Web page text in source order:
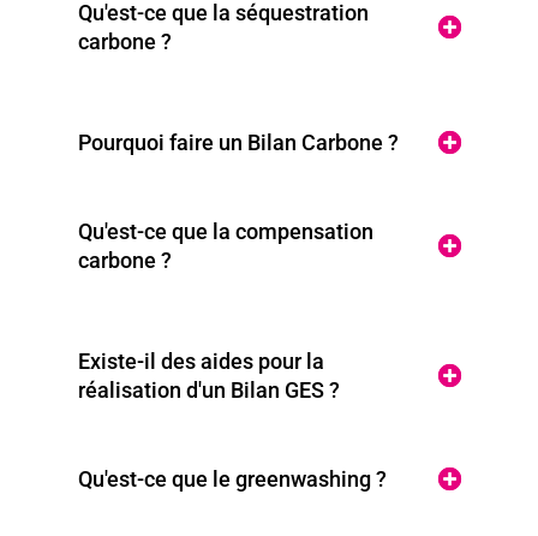
Qu'est-ce que la séquestration
carbone ?
Pourquoi faire un Bilan Carbone ?
Qu'est-ce que la compensation
carbone ?
Existe-il des aides pour la
réalisation d'un Bilan GES ?
Qu'est-ce que le greenwashing ?